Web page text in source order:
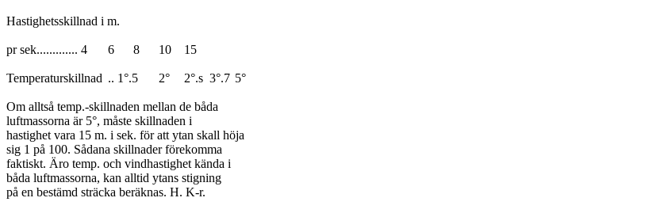
Hastighetsskillnad i m.
pr sek............. 4	6	8	10	15
Temperaturskillnad	.. 1°.5	2°	2°.s	3°.7	5°
Om alltså temp.-skillnaden mellan de båda
luftmassorna är 5°, måste skillnaden i
hastighet vara 15 m. i sek. för att ytan skall höja
sig 1 på 100. Sådana skillnader förekomma
faktiskt. Äro temp. och vindhastighet kända i
båda luftmassorna, kan alltid ytans stigning
på en bestämd sträcka beräknas. H. K-r.